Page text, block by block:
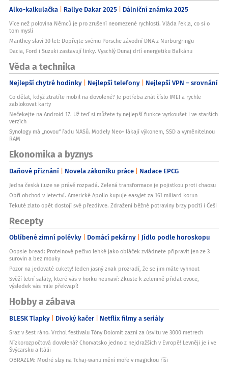
Alko-kalkulačka Rallye Dakar 2025 Dálniční známka 2025
Více než polovina Němců je pro zrušení neomezené rychlosti. Vláda řekla, co si o
tom myslí
Manthey slaví 30 let: Dopřejte svému Porsche závodní DNA z Nürburgringu
Dacia, Ford i Suzuki zastavují linky. Vyschlý Dunaj drtí energetiku Balkánu
Věda a technika
Nejlepší chytré hodinky Nejlepší telefony Nejlepší VPN – srovnání
Co dělat, když ztratíte mobil na dovolené? Je potřeba znát číslo IMEI a rychle
zablokovat karty
Nečekejte na Android 17. Už teď si můžete ty nejlepší funkce vyzkoušet i ve starších
verzích
Synology má „novou“ řadu NASů. Modely Neo+ lákají výkonem, SSD a vyměnitelnou
RAM
Ekonomika a byznys
Daňové přiznání Novela zákoníku práce Nadace EPCG
Jedna česká iluze se právě rozpadá. Zelená transformace je pojistkou proti chaosu
Obří obchod v letectví. Americké Apollo kupuje easyJet za 161 miliard korun
Tekuté zlato opět dostojí své přezdívce. Zdražení běžné potraviny brzy pocítí i Češi
Recepty
Oblíbené zimní polévky Domácí pekárny Jídlo podle horoskopu
Oopsie bread: Proteinové pečivo lehké jako obláček zvládnete připravit jen ze 3
surovin a bez mouky
Pozor na jedovaté cukety! Jeden jasný znak prozradí, že se jim máte vyhnout
Svěží letní saláty, které vás v horku neunaví: Zkuste k zelenině přidat ovoce,
výsledek vás mile překvapí!
Hobby a zábava
BLESK Tlapky Divoký kačer Netflix filmy a seriály
Sraz v šest ráno. Vrchol festivalu Tóny Dolomit zazní za úsvitu ve 3000 metrech
Nízkorozpočtová dovolená? Chorvatsko jedno z nejdražších v Evropě! Levněji je i ve
Švýcarsku a Itálii
OBRAZEM: Modré slzy na Tchaj-wanu mění moře v magickou říši